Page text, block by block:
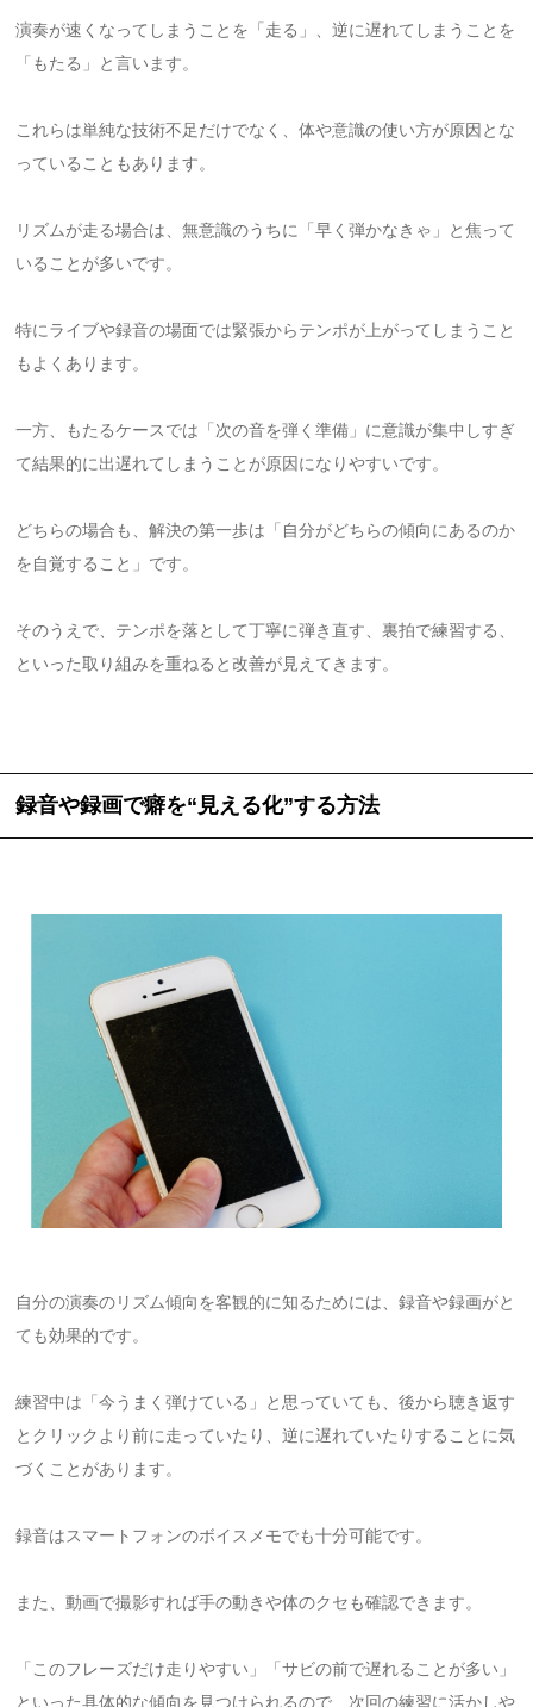
演奏が速くなってしまうことを「走る」、逆に遅れてしまうことを
「もたる」と言います。
これらは単純な技術不足だけでなく、体や意識の使い方が原因とな
っていることもあります。
リズムが走る場合は、無意識のうちに「早く弾かなきゃ」と焦って
いることが多いです。
特にライブや録音の場面では緊張からテンポが上がってしまうこと
もよくあります。
一方、もたるケースでは「次の音を弾く準備」に意識が集中しすぎ
て結果的に出遅れてしまうことが原因になりやすいです。
どちらの場合も、解決の第一歩は「自分がどちらの傾向にあるのか
を自覚すること」です。
そのうえで、テンポを落として丁寧に弾き直す、裏拍で練習する、
といった取り組みを重ねると改善が見えてきます。
録音や録画で癖を“見える化”する方法
自分の演奏のリズム傾向を客観的に知るためには、録音や録画がと
ても効果的です。
練習中は「今うまく弾けている」と思っていても、後から聴き返す
とクリックより前に走っていたり、逆に遅れていたりすることに気
づくことがあります。
録音はスマートフォンのボイスメモでも十分可能です。
また、動画で撮影すれば手の動きや体のクセも確認できます。
「このフレーズだけ走りやすい」「サビの前で遅れることが多い」
といった具体的な傾向を見つけられるので、次回の練習に活かしや